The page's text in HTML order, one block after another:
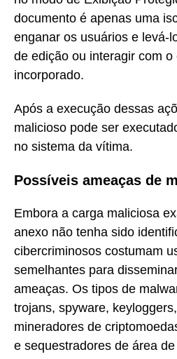
documento é apenas uma
enganar os usuários e levá-
de edição ou interagir com o
incorporado.
Após a execução dessas
malicioso pode ser
no sistema da vítima.
Possíveis ameaças de
Embora a carga maliciosa
anexo não tenha sido
cibercriminosos costumam
semelhantes para
ameaças. Os tipos de
trojans, spyware,
mineradores de
e sequestradores de área